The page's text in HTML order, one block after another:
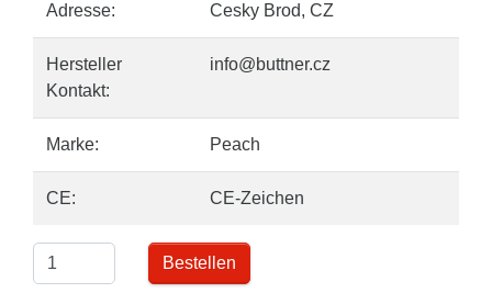
Adresse:
Cesky Brod, CZ
Hersteller
Kontakt:
info@buttner.cz
Marke: Peach
CE: CE-Zeichen
Bestellen